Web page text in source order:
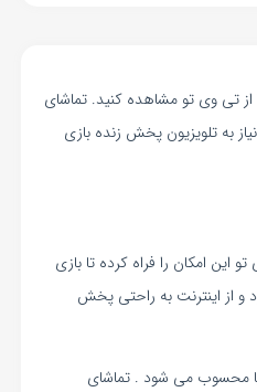
تی وی تو مشاهده کنید. تماشای
به تلویزیون پخش زنده بازی
این امکان را فراه کرده تا بازی
و از اینترنت به راحتی پخش
محسوب می شود . تماشای